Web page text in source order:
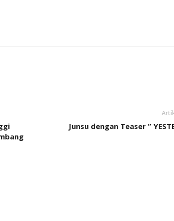
Junsu dengan Teaser ”